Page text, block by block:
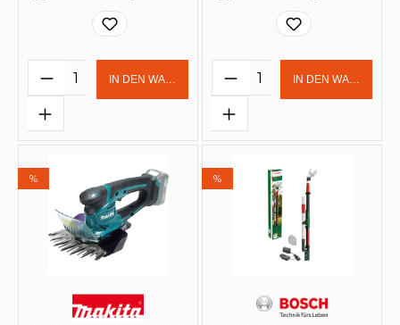
Produkt Anzahl: Gib den
IN DEN WARENKORB Produkt Anzahl:
IN DEN
% %